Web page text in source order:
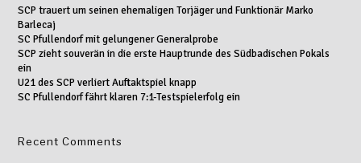
SCP trauert um seinen ehemaligen Torjäger und Funktionär Marko
Barlecaj
SC Pfullendorf mit gelungener Generalprobe
SCP zieht souverän in die erste Hauptrunde des Südbadischen Pokals
ein
U21 des SCP verliert Auftaktspiel knapp
SC Pfullendorf fährt klaren 7:1-Testspielerfolg ein
Recent Comments